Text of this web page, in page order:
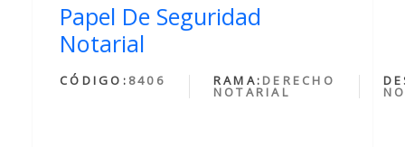
Papel De Seguridad
Notarial
CÓDIGO: 8406 RAMA: DERECHO
NOTARIAL